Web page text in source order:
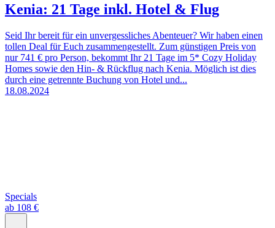
Kenia: 21 Tage inkl. Hotel & Flug
Seid Ihr bereit für ein unvergessliches Abenteuer? Wir haben einen
tollen Deal für Euch zusammengestellt. Zum günstigen Preis von
nur 741 € pro Person, bekommt Ihr 21 Tage im 5* Cozy Holiday
Homes sowie den Hin- & Rückflug nach Kenia. Möglich ist dies
durch eine getrennte Buchung von Hotel und...
18.08.2024
Specials
ab 108 €